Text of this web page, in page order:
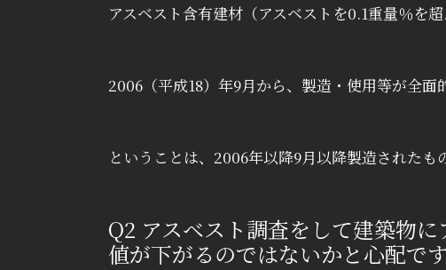
アスベスト含有建材（アスベストを0.1重量％を
2006（平成18）年9月から、製造・使用等が全面
ということは、2006年以降9月以降製造されたも
Q2 アスベスト調査をして建築物
値が下がるのではないかと心配です